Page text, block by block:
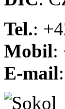
Tel.:
Mobil:
E-mail: